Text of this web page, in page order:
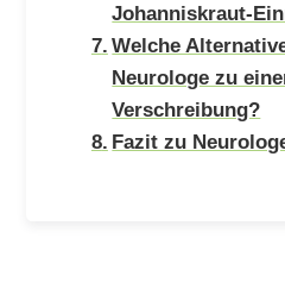
Johanniskraut-
Welche
Neurologe zu
Verschreibung?
Fazit zu